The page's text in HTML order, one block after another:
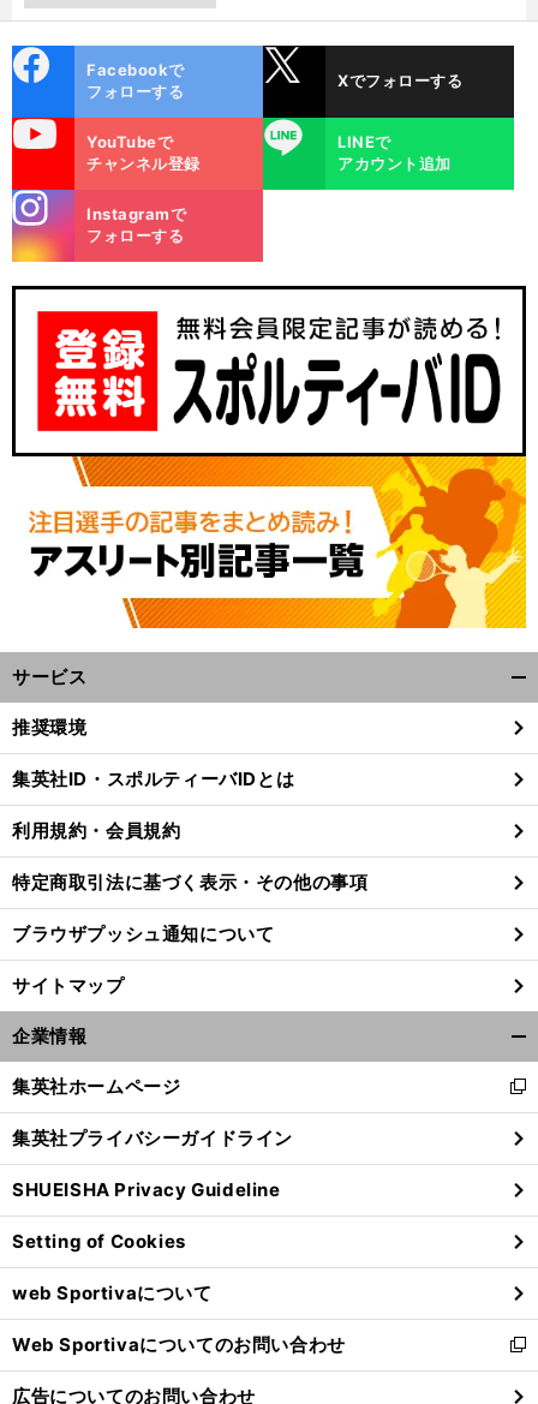
ok
Facebookで
フォローする
Xでフォローする
YouTubeで
チャンネル登録
LINE
LINEで
アカウント追加
m
Instagramで
フォローする
サービス
閉
る
推奨環境
集英社ID・スポルティーバIDとは
利用規約・会員規約
特定商取引法に基づく表示・その他の事項
ブラウザプッシュ通知について
サイトマップ
企業情報
閉
る
集英社ホームページ
新
し
い
ウ
ィ
ン
ド
ウ
で
開
く
集英社プライバシーガイドライン
SHUEISHA Privacy Guideline
Setting of Cookies
web Sportivaについて
Web Sportivaについてのお問い合わせ
新
し
広告についてのお問い合わせ